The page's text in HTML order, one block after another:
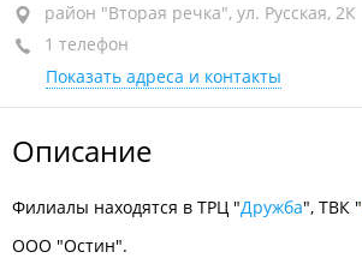
район "Вторая речка", ул. Русская, 2К
1 телефон
Показать адреса и контакты
Описание
Филиалы находятся в ТРЦ "Дружба", ТВК "
ООО "Остин".